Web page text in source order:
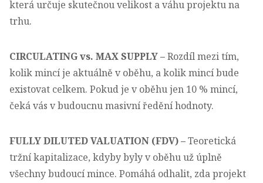
která určuje skutečnou velikost a váhu projektu na
trhu.
CIRCULATING vs. MAX SUPPLY –Rozdíl mezi tím,
kolik mincí je aktuálně v oběhu, a kolik mincí bude
existovat celkem. Pokud je v oběhu jen 10 % mincí,
čeká vás v budoucnu masivní ředění hodnoty.
FULLY DILUTED VALUATION (FDV)–Teoretická
tržní kapitalizace, kdyby byly v oběhu už úplně
všechny budoucí mince. Pomáhá odhalit, zda projekt